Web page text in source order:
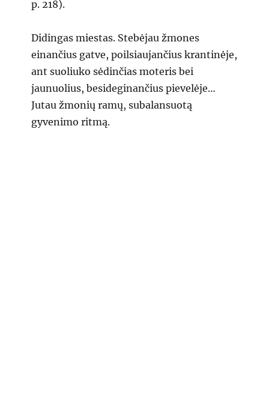
p. 218).
Didingas miestas. Stebėjau žmones
einančius gatve, poilsiaujančius krantinėje,
ant suoliuko sėdinčias moteris bei
jaunuolius, besideginančius pievelėje…
Jutau žmonių ramų, subalansuotą
gyvenimo ritmą.